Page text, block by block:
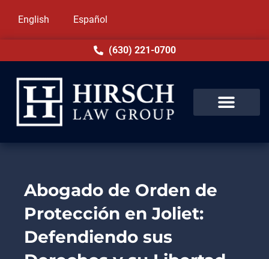
English Español
(630) 221-0700
Abogado de Orden de
Protección en Joliet:
Defendiendo sus